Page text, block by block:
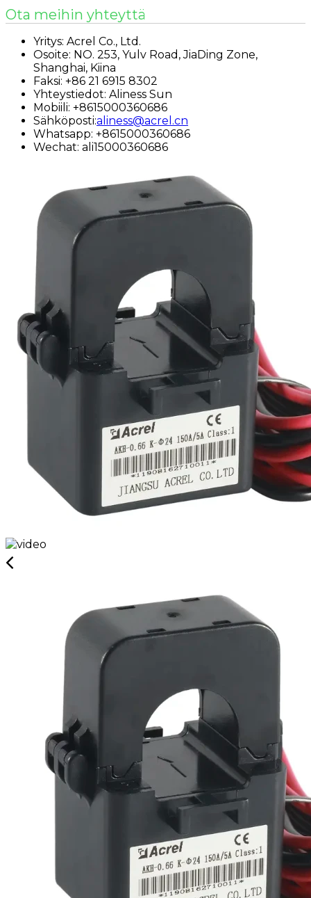
Ota meihin yhteyttä
Yritys: Acrel Co., Ltd.
Osoite: NO. 253, Yulv Road, JiaDing Zone,
Shanghai, Kiina
Faksi: +86 21 6915 8302
Yhteystiedot: Aliness Sun
Mobiili: +8615000360686
Sähköposti:aliness@acrel.cn
Whatsapp: +8615000360686
Wechat: ali15000360686